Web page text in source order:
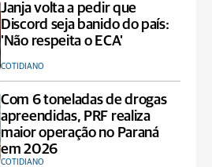
Janja volta a pedir que
Discord seja banido do país:
'Não respeita o ECA'
COTIDIANO
Com 6 toneladas de drogas
apreendidas, PRF realiza
maior operação no Paraná
em 2026
COTIDIANO